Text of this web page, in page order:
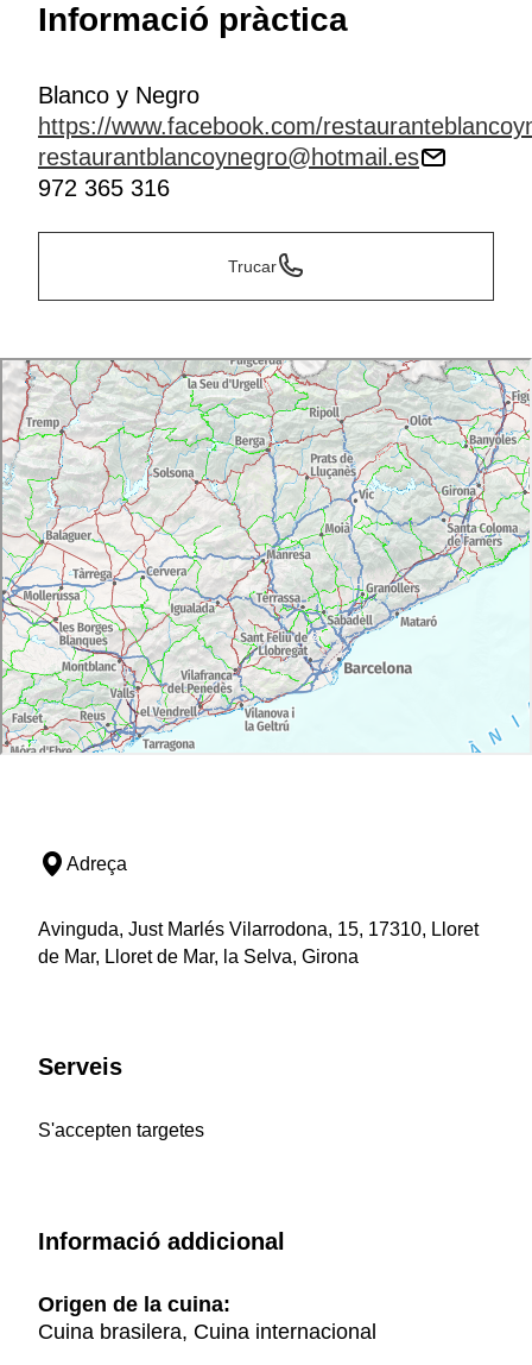
Informació pràctica
Blanco y Negro
https://www.facebook.com/
restaurantblancoynegro@hotmail.es
972 365 316
Trucar
Adreça
Avinguda, Just Marlés Vilarrodona, 15, 17310, Lloret
de Mar, Lloret de Mar, la Selva, Girona
Serveis
S'accepten targetes
Informació addicional
Origen de la cuina:
Cuina brasilera, Cuina internacional